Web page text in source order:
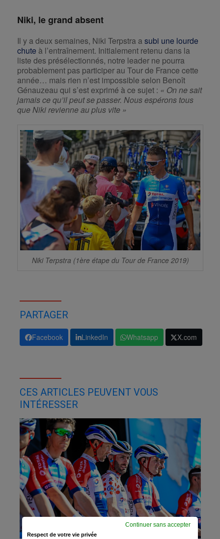
Niki, le grand absent
Il y a deux semaines, Niki Terpstra asubi une lourde
chute à l’entraînement. Initialement retenu dans la
liste des présélectionnés, notre leader ne pourra
probablement pas participer au Tour de France cette
année… mais rien n’est impossible selon Benoît
Génauzeau qui s’est exprimé à ce sujet : « On ne sait
jamais ce qu’il peut se passer. Nous espérons tous
que Niki revienne au plus vite »
Niki Terpstra (1ère étape du Tour de France 2019)
PARTAGER
Facebook LinkedIn Whatsapp X.com
CES ARTICLES PEUVENT VOUS
INTÉRESSER
Respect de votre vie privée
Continuer sans accepter